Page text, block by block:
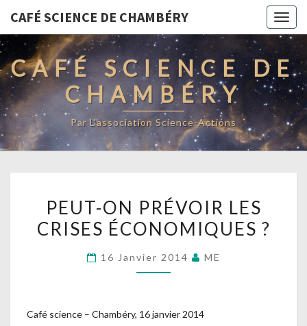
CAFÉ SCIENCE DE CHAMBÉRY
CAFÉ SCIENCE DE
CHAMBÉRY
Par L'association Science-Actions
ON
PRÉVOIR
CRISES
PEUT-ON PRÉVOIR LES
CRISES ÉCONOMIQUES ?
16 Janvier 2014 ME
Café science – Chambéry, 16 janvier 2014